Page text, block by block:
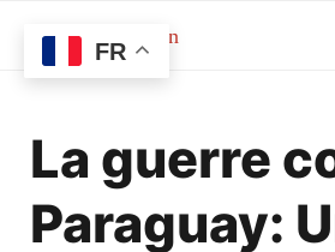
La guerre
Paraguay:
FR